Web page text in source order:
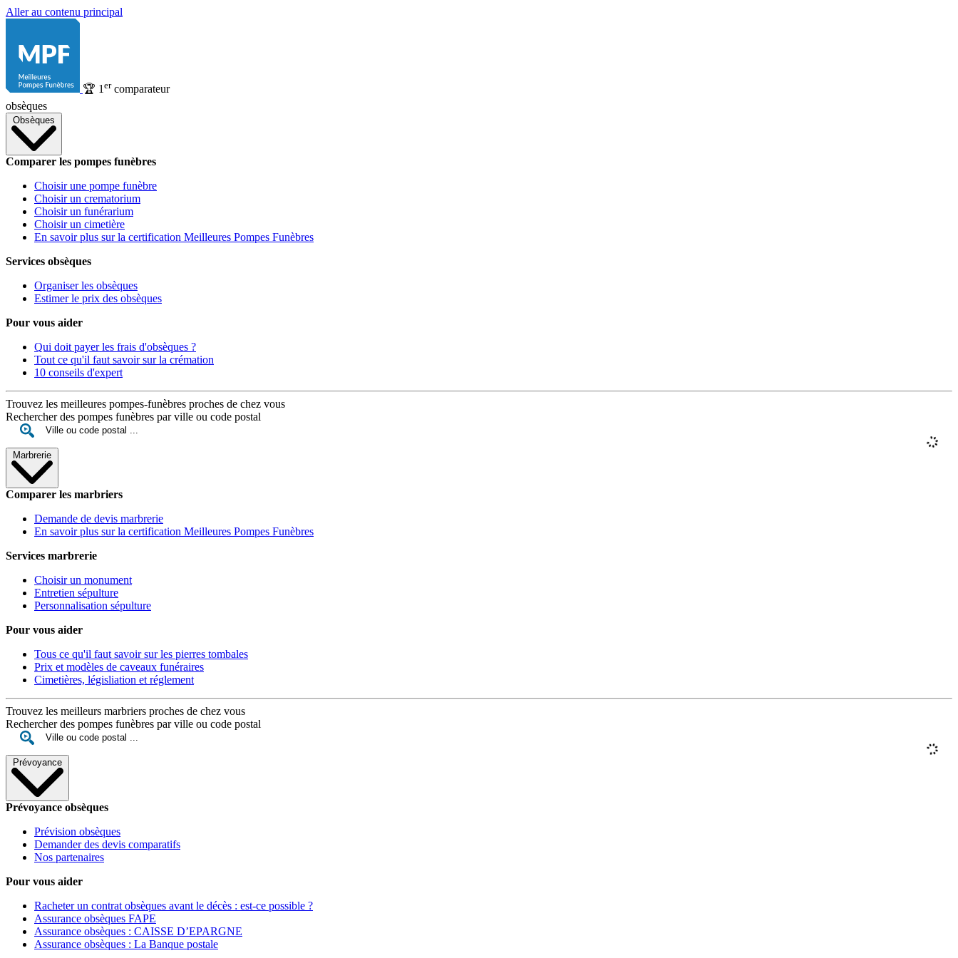
Aller au contenu principal
🏆 1 ercomparateur
obsèques
Obsèques
Comparer les pompes funèbres
Choisir une pompe funèbre
Choisir un crematorium
Choisir un funérarium
Choisir un cimetière
En savoir plus sur la certification Meilleures Pompes Funèbres
Services obsèques
Organiser les obsèques
Estimer le prix des obsèques
Pour vous aider
Qui doit payer les frais d'obsèques ?
Tout ce qu'il faut savoir sur la crémation
10 conseils d'expert
Trouvez les meilleures pompes-funèbres proches de chez vous
Rechercher des pompes funèbres par ville ou code postal
Marbrerie
Comparer les marbriers
Demande de devis marbrerie
En savoir plus sur la certification Meilleures Pompes Funèbres
Services marbrerie
Choisir un monument
Entretien sépulture
Personnalisation sépulture
Pour vous aider
Tous ce qu'il faut savoir sur les pierres tombales
Prix et modèles de caveaux funéraires
Cimetières, législiation et réglement
Trouvez les meilleurs marbriers proches de chez vous
Rechercher des pompes funèbres par ville ou code postal
Prévoyance
Prévoyance obsèques
Prévision obsèques
Demander des devis comparatifs
Nos partenaires
Pour vous aider
Racheter un contrat obsèques avant le décès : est-ce possible ?
Assurance obsèques FAPE
Assurance obsèques : CAISSE D’EPARGNE
Assurance obsèques : La Banque postale